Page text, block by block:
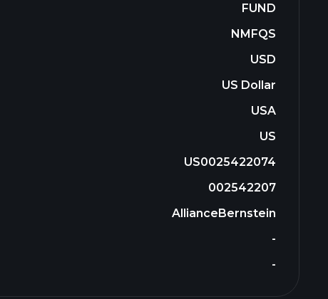
FUND
NMFQS
USD
US Dollar
USA
US
US0025422074
002542207
AllianceBernstein
-
-